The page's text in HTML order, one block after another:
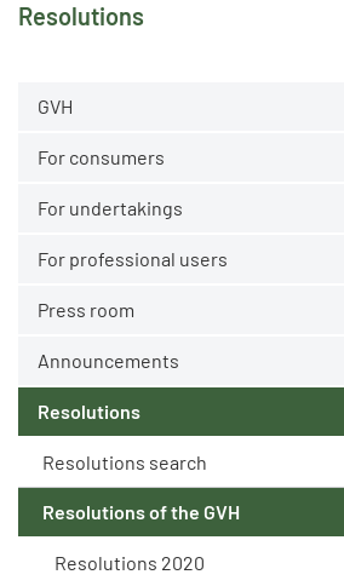
Resolutions
GVH
For consumers
For undertakings
For professional users
Press room
Announcements
Resolutions
Resolutions search
Resolutions of the GVH
Resolutions 2020